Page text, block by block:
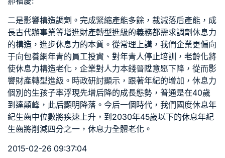
二是影響構造調劑。完成緊縮產能多餘，裁減落后產能，成
長古代辦事業等增進財產轉型進級的義務都需求調劑休息力
的構造，進步休息力的本質。從常理上講，我們企業更偏向
于向包養網年青的員工投資、對年青人停止培訓，老齡化將
使休息力構造老化，企業對人力本錢晉陞意愿下降，從而影
響財產轉型進級。時政研討顯示，跟著年紀的增加，休息力
個別的生孩子率浮現先增后降的成長態勢，普通是在40歲
到達顛峰，此后顯明降落。今后一個時代，我們國度休息年
紀生齒中位數將疾速上升，到2030年45歲以下的休息年紀
生齒將削減四分之一，休息力全體老化。
2015-02-26 09:37:04